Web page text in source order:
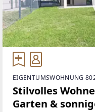
EIGENTUMSWOHNUNG
Stilvolles
Garten &